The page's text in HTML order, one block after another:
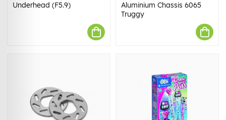
Underhead (F5.9)
Aluminium Chassis 6065
Truggy